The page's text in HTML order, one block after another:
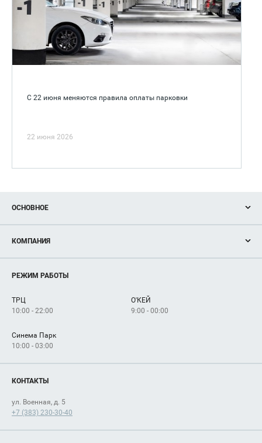
С 22 июня меняются правила оплаты парковки
22 июня 2026
ОСНОВНОЕ
Новости
Магазины
Услуги
КОМПАНИЯ
Рекламодателям
Как добраться
РЕЖИМ РАБОТЫ
ТРЦ
10:00 - 22:00
О'КЕЙ
9:00 - 00:00
Синема Парк
10:00 - 03:00
КОНТАКТЫ
ул. Военная, д. 5
+7 (383) 230-30-40